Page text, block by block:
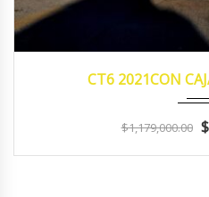
CT6 2021CON
$1,179,000.00